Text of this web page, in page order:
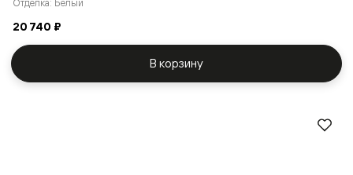
Отделка: Белый
20 740 ₽
В корзину